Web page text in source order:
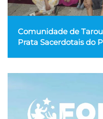
Comunidade de
Prata Sacerdotais do